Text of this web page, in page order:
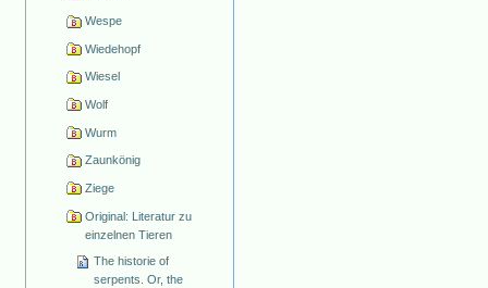
Wespe
Wiedehopf
Wiesel
Wolf
Wurm
Zaunkönig
Ziege
Original: Literatur zu
einzelnen Tieren
The historie of
serpents. Or, the